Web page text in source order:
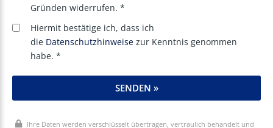
Gründen widerrufen. *
Hiermit bestätige ich, dass ich
die Datenschutzhinweise zur Kenntnis genommen
habe. *
SENDEN »
Ihre Daten werden verschlüsselt übertragen, vertraulich behandelt und